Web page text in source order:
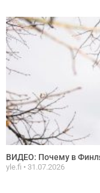
ВИДЕО: Почему в
yle.fi 31.07.2026